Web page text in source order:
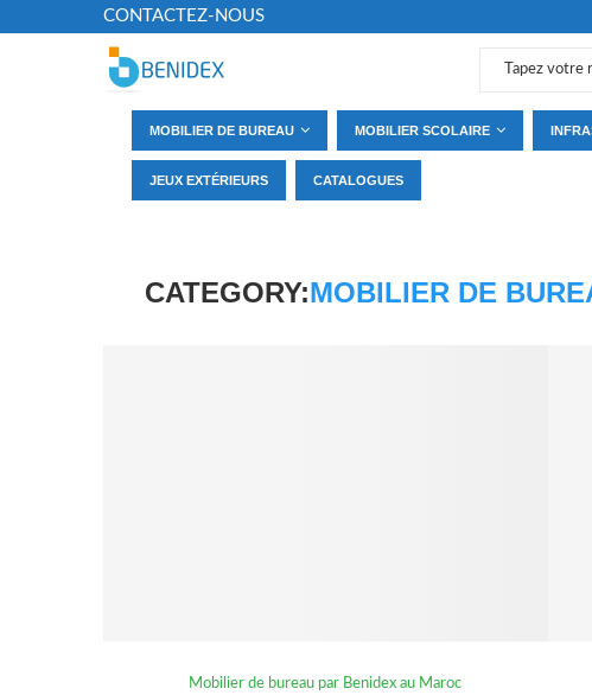
CONTACTEZ-NOUS
MOBILIER DE BUREAU MOBILIER SCOLAIRE
JEUX EXTÉRIEURS CATALOGUES
CATEGORY:MOBILIER DE
Mobilier de bureau par Benidex au Maroc